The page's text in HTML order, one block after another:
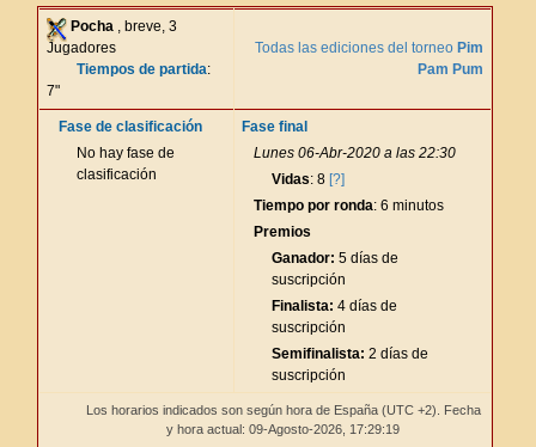
Pocha , breve, 3
Jugadores
Tiempos de partida:
7"
Todas las ediciones del torneo Pim
Pam Pum
Fase de clasificación
No hay fase de
clasificación
Fase final
Lunes 06-Abr-2020 a las 22:30
Vidas: 8 [?]
Tiempo por ronda: 6 minutos
Premios
Ganador: 5 días de
suscripción
Finalista: 4 días de
suscripción
Semifinalista: 2 días de
suscripción
Los horarios indicados son según hora de España (UTC +2). Fecha
y hora actual: 09-Agosto-2026, 17:29:19